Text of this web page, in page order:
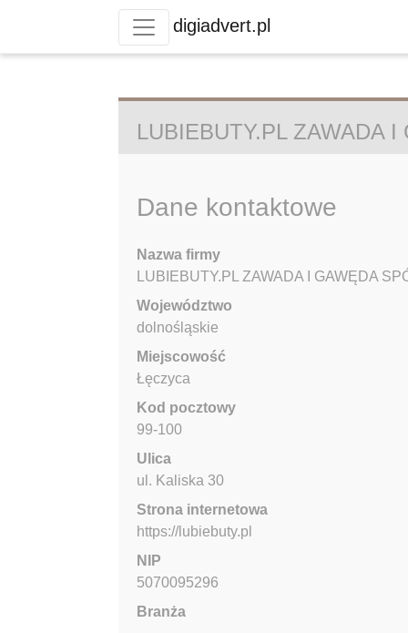
digiadvert.pl
LUBIEBUTY.PL ZAWADA
Dane kontaktowe
Nazwa firmy
LUBIEBUTY.PL ZAWADA I GAWĘDA
Województwo
dolnośląskie
Miejscowość
Łęczyca
Kod pocztowy
99-100
Ulica
ul. Kaliska 30
Strona internetowa
https://lubiebuty.pl
NIP
5070095296
Branża